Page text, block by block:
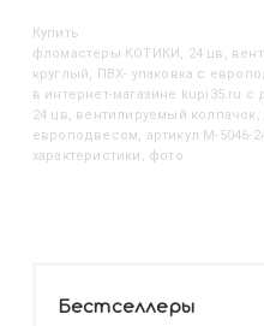
Купить
Фломастеры КОТИКИ, 24 цв, вентилируемый колпачок, корпус
круглый, ПВХ- упаковка с
в интернет-магазине kupi35.ru
24 цв, вентилируемый
европодвесом, артикул M-5046-
характеристики, фото
Бестселлеры